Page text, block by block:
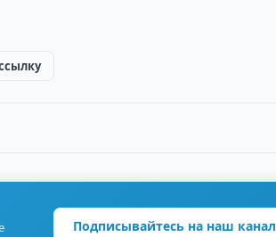
Подписывайтесь на наш канал